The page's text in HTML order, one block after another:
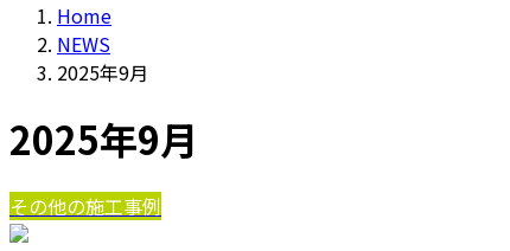
Home
NEWS
2025年9月
2025年9月
その他の施工事例